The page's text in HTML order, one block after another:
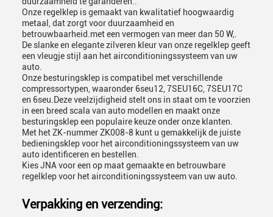
Onze regelklep is gemaakt van kwalitatief hoogwaardig
metaal, dat zorgt voor duurzaamheid en
betrouwbaarheid.met een vermogen van meer dan 50 W,.
De slanke en elegante zilveren kleur van onze regelklep geeft
een vleugje stijl aan het airconditioningssysteem van uw
auto.
Onze besturingsklep is compatibel met verschillende
compressortypen, waaronder 6seu12, 7SEU16C, 7SEU17C
en 6seu.Deze veelzijdigheid stelt ons in staat om te voorzien
in een breed scala van auto modellen en maakt onze
besturingsklep een populaire keuze onder onze klanten.
Met het ZK-nummer ZK008-8 kunt u gemakkelijk de juiste
bedieningsklep voor het airconditioningssysteem van uw
auto identificeren en bestellen.
Kies JNA voor een op maat gemaakte en betrouwbare
regelklep voor het airconditioningssysteem van uw auto.
Verpakking en verzending: